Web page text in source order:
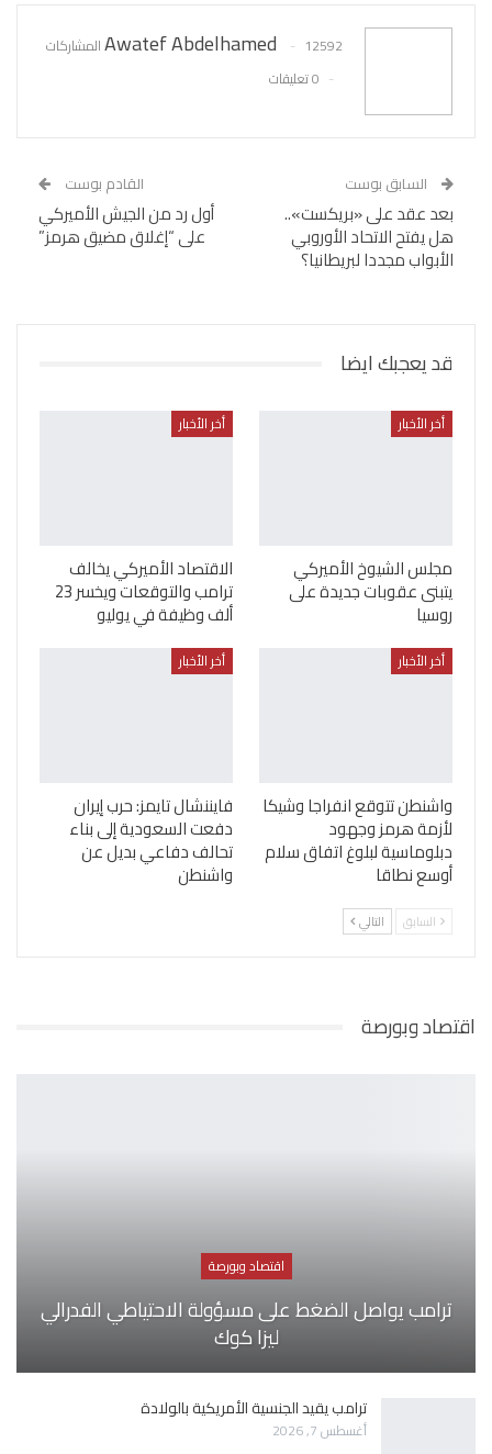
Awatef Abdelhamed
12592 المشاركات
0 تعليقات
السابق بوست
بعد عقد على «بريكست»..
هل يفتح الاتحاد الأوروبي
الأبواب مجددا لبريطانيا؟
القادم بوست
أول رد من الجيش الأميركي
على “إغلاق مضيق هرمز”
قد يعجبك ايضا
أخر الأخبار
مجلس الشيوخ الأميركي
يتبنى عقوبات جديدة على
روسيا
أخر الأخبار
الاقتصاد الأميركي يخالف
ترامب والتوقعات ويخسر 23
ألف وظيفة في يوليو
أخر الأخبار
واشنطن تتوقع انفراجا وشيكا
لأزمة هرمز وجهود
دبلوماسية لبلوغ اتفاق سلام
أوسع نطاقا
أخر الأخبار
فايننشال تايمز: حرب إيران
دفعت السعودية إلى بناء
تحالف دفاعي بديل عن
واشنطن
السابق التالي
اقتصاد وبورصة
اقتصاد وبورصة
ترامب يواصل الضغط على مسؤولة الاحتياطي الفدرالي
ليزا كوك
ترامب يقيد الجنسية الأمريكية بالولادة
أغسطس 7, 2026